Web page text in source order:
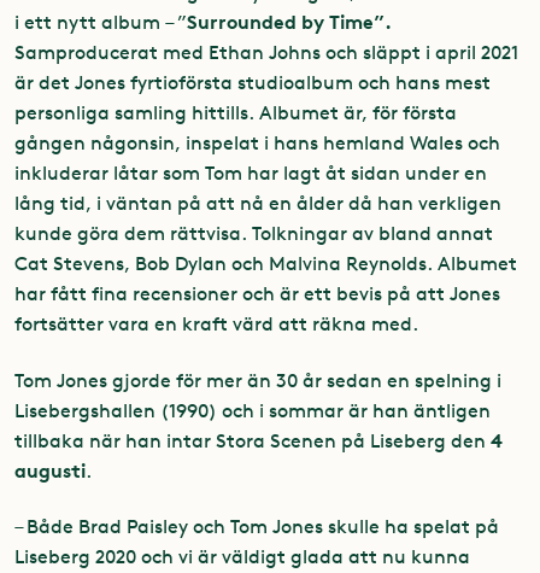
i ett nytt album – ”Surrounded by Time”.
Samproducerat med Ethan Johns och släppt i april 2021
är det Jones fyrtioförsta studioalbum och hans mest
personliga samling hittills. Albumet är, för första
gången någonsin, inspelat i hans hemland Wales och
inkluderar låtar som Tom har lagt åt sidan under en
lång tid, i väntan på att nå en ålder då han verkligen
kunde göra dem rättvisa. Tolkningar av bland annat
Cat Stevens, Bob Dylan och Malvina Reynolds. Albumet
har fått fina recensioner och är ett bevis på att Jones
fortsätter vara en kraft värd att räkna med.
Tom Jones gjorde för mer än 30 år sedan en spelning i
Lisebergshallen (1990) och i sommar är han äntligen
tillbaka när han intar Stora Scenen på Liseberg den 4
augusti.
– Både Brad Paisley och Tom Jones skulle ha spelat på
Liseberg 2020 och vi är väldigt glada att nu kunna